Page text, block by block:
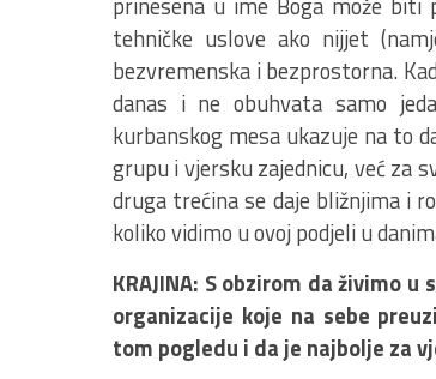
tehničke uslove ako nijjet
bezvremenska i bezprostorna.
danas i ne obuhvata samo
kurbanskog mesa ukazuje na to
grupu i vjersku zajednicu, već za
druga trećina se daje bližnjima i
koliko vidimo u ovoj podjeli u
KRAJINA: S obzirom da živimo
organizacije koje na sebe
tom pogledu i da je najbolje za